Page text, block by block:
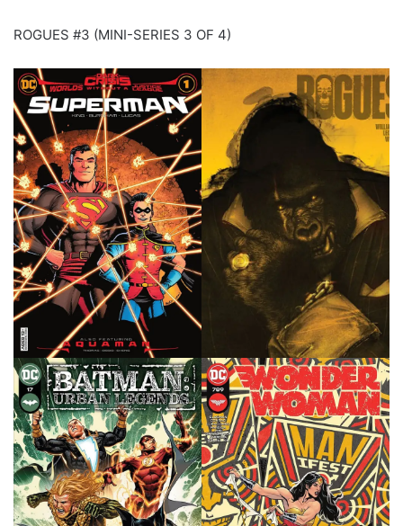
ROGUES #3 (MINI-SERIES 3 OF 4)